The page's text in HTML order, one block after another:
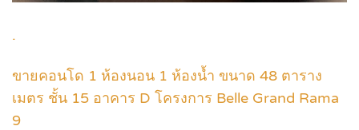
.
ขายคอนโด 1 ห้องนอน 1 ห้องน้ำ ขนาด 48 ตาราง
เมตร ชั้น 15 อาคาร D โครงการ Belle Grand Rama
9